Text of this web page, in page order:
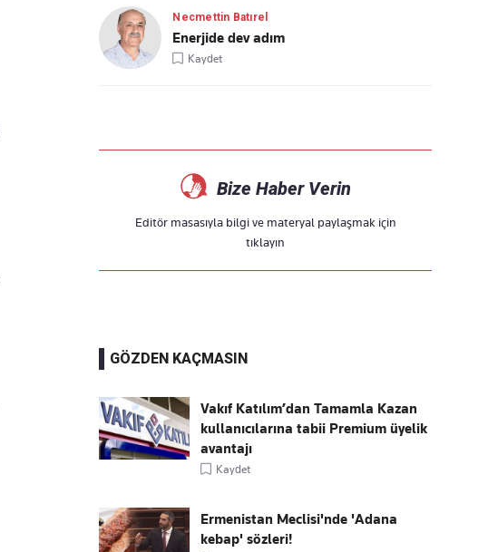
Necmettin Batırel
Enerjide dev adım
Kaydet
Bize Haber Verin
Editör masasıyla bilgi ve materyal paylaşmak için
tıklayın
GÖZDEN KAÇMASIN
Vakıf Katılım’dan Tamamla Kazan
kullanıcılarına tabii Premium üyelik
avantajı
Kaydet
Ermenistan Meclisi'nde 'Adana
kebap' sözleri!